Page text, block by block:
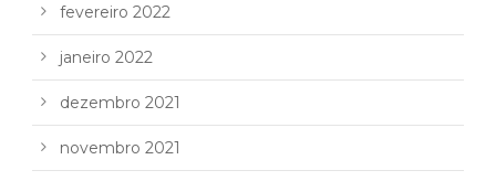
fevereiro 2022
janeiro 2022
dezembro 2021
novembro 2021